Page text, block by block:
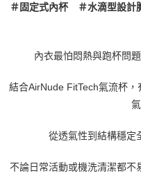
＃固定式內杯 ＃水滴型設
內衣最怕悶熱與跑杯問
結合AirNude FitTech氣流杯，
從透氣性到結構穩定
不論日常活動或機洗清潔都不